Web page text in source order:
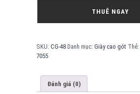
THUÊ NGAY
SKU: CG-48 Danh mục: Giày cao gót Thẻ:
7055
Đánh giá (0)